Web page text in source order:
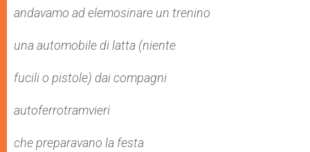
andavamo ad elemosinare un trenino
una automobile di latta (niente
fucili o pistole) dai compagni
autoferrotramvieri
che preparavano la festa